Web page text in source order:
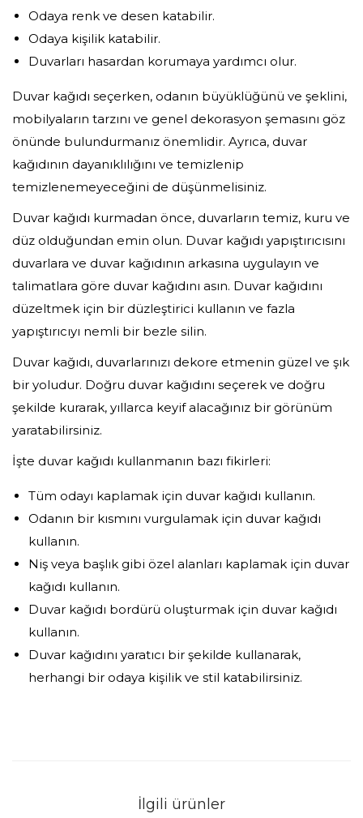
Odaya renk ve desen katabilir.
Odaya kişilik katabilir.
Duvarları hasardan korumaya yardımcı olur.
Duvar kağıdı seçerken, odanın büyüklüğünü ve şeklini,
mobilyaların tarzını ve genel dekorasyon şemasını göz
önünde bulundurmanız önemlidir. Ayrıca, duvar
kağıdının dayanıklılığını ve temizlenip
temizlenemeyeceğini de düşünmelisiniz.
Duvar kağıdı kurmadan önce, duvarların temiz, kuru ve
düz olduğundan emin olun. Duvar kağıdı yapıştırıcısını
duvarlara ve duvar kağıdının arkasına uygulayın ve
talimatlara göre duvar kağıdını asın. Duvar kağıdını
düzeltmek için bir düzleştirici kullanın ve fazla
yapıştırıcıyı nemli bir bezle silin.
Duvar kağıdı, duvarlarınızı dekore etmenin güzel ve şık
bir yoludur. Doğru duvar kağıdını seçerek ve doğru
şekilde kurarak, yıllarca keyif alacağınız bir görünüm
yaratabilirsiniz.
İşte duvar kağıdı kullanmanın bazı fikirleri:
Tüm odayı kaplamak için duvar kağıdı kullanın.
Odanın bir kısmını vurgulamak için duvar kağıdı
kullanın.
Niş veya başlık gibi özel alanları kaplamak için duvar
kağıdı kullanın.
Duvar kağıdı bordürü oluşturmak için duvar kağıdı
kullanın.
Duvar kağıdını yaratıcı bir şekilde kullanarak,
herhangi bir odaya kişilik ve stil katabilirsiniz.
İlgili ürünler